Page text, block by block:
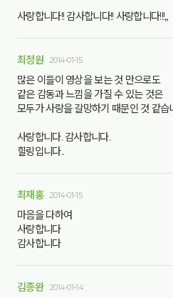
사랑합니다!! 감사합니다!! 사랑합니다!!!„
최정원 2014-01-15
많은 이들이 영상을 보는 것 만으로도
같은 감동과 느낌을 가질 수 있는 것은
모두가 사랑을 갈망하기 때문인 것 같습
사랑합니다. 감사합니다.
힐링입니다..
최재홍 2014-01-15
마음을 다하여
사랑합니다
감사합니다
김종완 2014-01-14